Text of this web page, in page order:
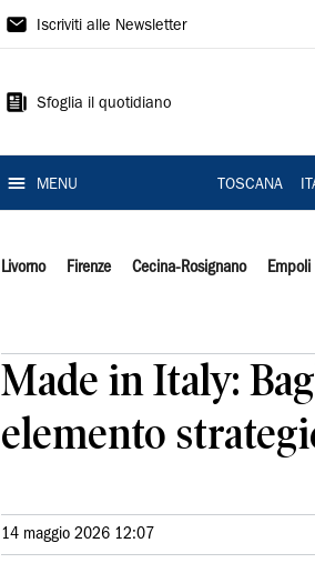
Il
Iscriviti alle Newsletter
Sfoglia il quotidiano
MENU TOSCANA
Livorno Firenze Cecina-Rosignano Empoli
Made in Italy:
elemento
14 maggio 2026 12:07